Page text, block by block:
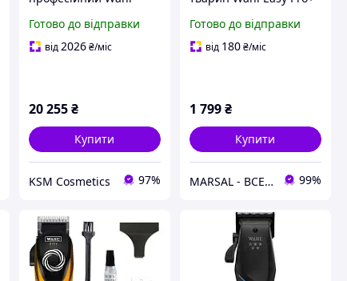
(Magic Clip Cordless +
Detailer Wide Cordless)
Готово до відправки
від2026 ₴/міс
20 255 ₴
Купити
KSM Cosmetics 97%
6000 об/хв USB 4
насадки
Готово до відправки
від 180₴/міс
1 799₴
Купити
MARSAL - ВСЕ ДЛЯ САЛОНІВ КРАСИ 99%